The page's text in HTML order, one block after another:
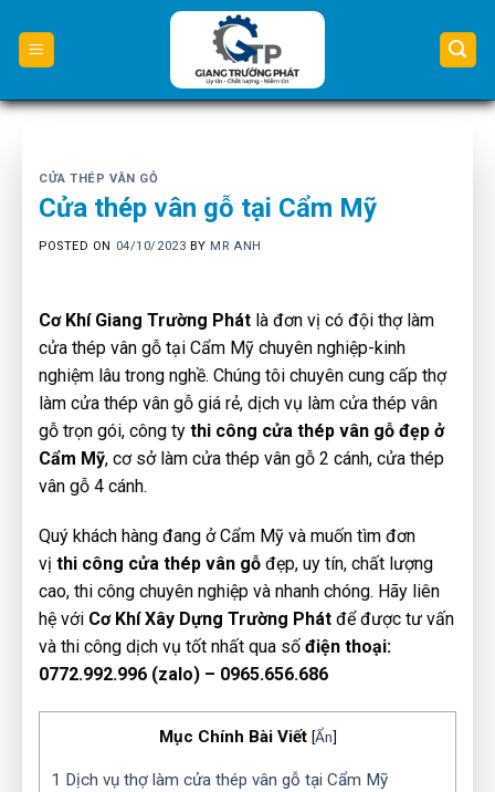
content
CỬA THÉP VÂN GỖ
Cửa thép vân gỗ tại Cẩm Mỹ
POSTED ON 04/10/2023 BY MR ANH
Cơ Khí Giang Trường Phát là đơn vị có đội thợ làm
cửa thép vân gỗ tại Cẩm Mỹ chuyên nghiệp-kinh
nghiệm lâu trong nghề. Chúng tôi chuyên cung cấp thợ
làm cửa thép vân gỗ giá rẻ, dịch vụ làm cửa thép vân
gỗ trọn gói, công ty thi công cửa thép vân gỗ đẹp ở
Cẩm Mỹ, cơ sở làm cửa thép vân gỗ 2 cánh, cửa thép
vân gỗ 4 cánh.
Quý khách hàng đang ở Cẩm Mỹ và muốn tìm đơn
vị thi công cửa thép vân gỗ đẹp, uy tín, chất lượng
cao, thi công chuyên nghiệp và nhanh chóng. Hãy liên
hệ với Cơ Khí Xây Dựng Trường Phát để được tư vấn
và thi công dịch vụ tốt nhất qua số điện thoại:
0772.992.996 (zalo) – 0965.656.686
Mục Chính Bài Viết [Ẩn]
1 Dịch vụ thợ làm cửa thép vân gỗ tại Cẩm Mỹ